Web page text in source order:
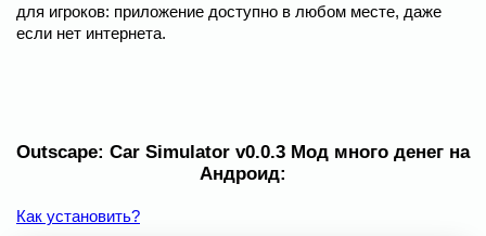
для игроков: приложение доступно в любом месте, даже
если нет интернета.
Outscape: Car Simulator v0.0.3 Мод много денег на
Андроид:
Как установить?